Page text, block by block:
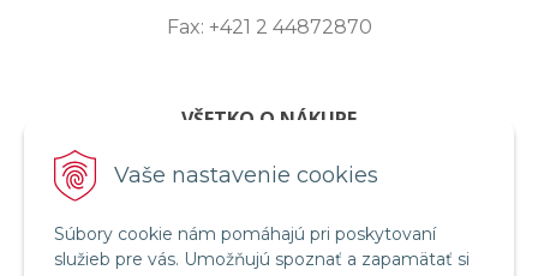
Vaše nastavenie cookies
Súbory cookie nám pomáhajú pri poskytovaní
služieb pre vás. Umožňujú spoznať a zapamätať si
Fax: +421 2 44872870
VŠETKO O NÁKUPE
ZASLANIE OTÁZKY
OBCHODNÉ PODMIENKY
REKLAMAČNÝ PORIADOK